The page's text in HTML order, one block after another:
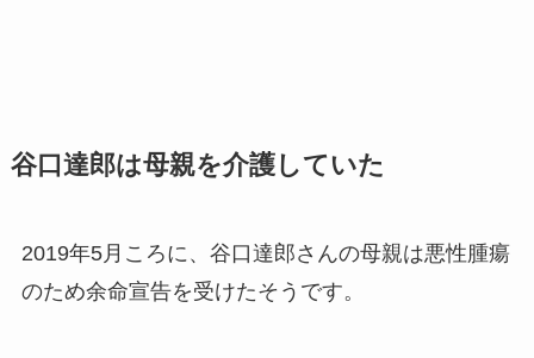
谷口達郎は母親を介護していた
2019年5月ころに、谷口達郎さんの母親は悪性腫瘍
のため余命宣告を受けたそうです。